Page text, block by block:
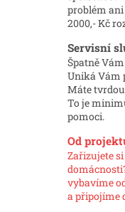
problém
2000,- Kč
Servisní
Špatně
Uniká Vám
Máte
To je
pomoci.
Od
Zařizujete
vybavíme
a připojíme